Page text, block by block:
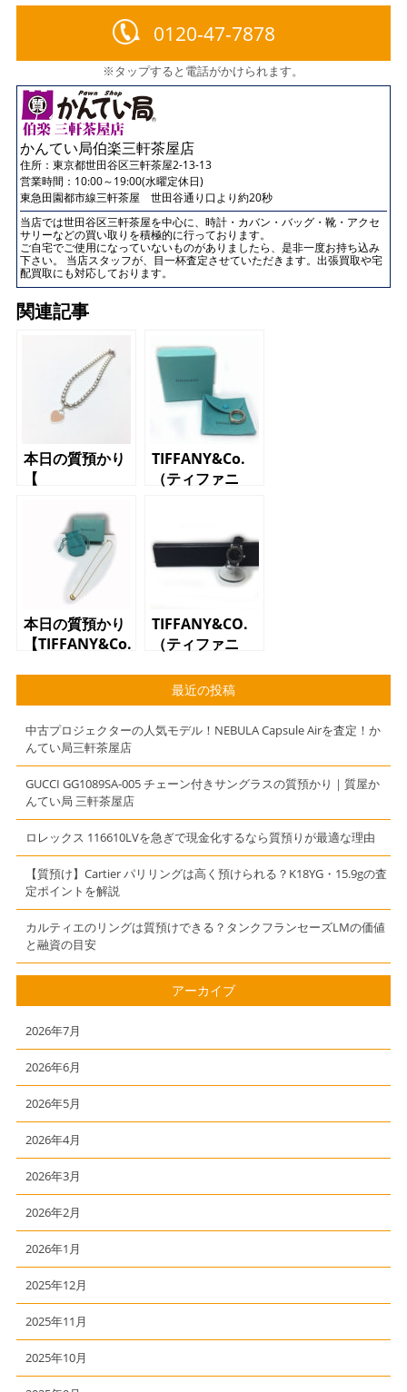
0120-47-7878
※タップすると電話がかけられます。
かんてい局伯楽三軒茶屋店
住所： 東京都世田谷区三軒茶屋2-13-13
営業時間：10:00～19:00(水曜定休日)
東急田園都市線三軒茶屋 世田谷通り口より約20秒
当店では世田谷区三軒茶屋を中心に、時計・カバン・バッグ・靴・アクセ
サリーなどの買い取りを積極的に行っております。
ご自宅でご使用になっていないものがありましたら、是非一度お持ち込み
下さい。 当店スタッフが、目一杯査定させていただきます。出張買取や宅
配買取にも対応しております。
関連記事
本日の質預かり
【
（ティファニ
ー）リターント
ゥ ハートタ
グ ボールチェ
ーン ピンク
シルバー
（SV925） ブ
TIFFANY&Co.
（ティファニ
本日の質預かり
【TIFFANY&Co.
ックレス ビー
ンズ K18YG
18金】
TIFFANY&CO.
（ティファニ
ブラック文字
盤 メンズ腕時
計
最近の投稿
中古プロジェクターの人気モデル！NEBULA Capsule Airを査定！か
んてい局三軒茶屋店
GUCCI GG1089SA-005 チェーン付きサングラスの質預かり｜質屋か
んてい局 三軒茶屋店
ロレックス 116610LVを急ぎで現金化するなら質預りが最適な理由
【質預け】Cartier パリリングは高く預けられる？K18YG・15.9gの査
定ポイントを解説
カルティエのリングは質預けできる？タンクフランセーズLMの価値
と融資の目安
アーカイブ
2026年7月
2026年6月
2026年5月
2026年4月
2026年3月
2026年2月
2026年1月
2025年12月
2025年11月
2025年10月